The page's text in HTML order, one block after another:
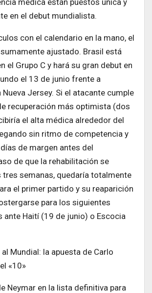
en el debut mundialista.
con el calendario en la mano, el
ajustado. Brasil está
el Grupo C y hará su gran debut en
el 13 de junio frente a
Nueva Jersey. Si el atacante cumple
recuperación más optimista (dos
el alta médica alrededor del
sin ritmo de competencia y
de margen antes del
de que la rehabilitación se
tres semanas, quedaría totalmente
el primer partido y su reaparición
para los siguientes
ante Haití (19 de junio) o Escocia
Mundial: la apuesta de Carlo
«10»
Neymar en la lista definitiva para